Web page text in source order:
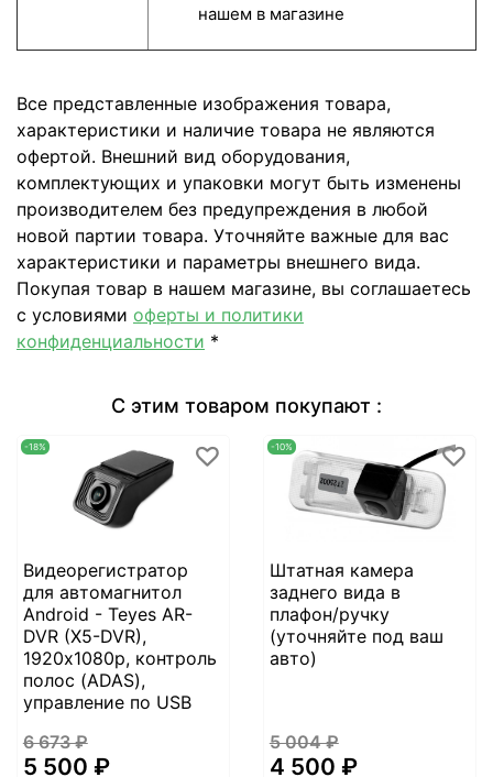
нашем в магазине
Все представленные изображения товара,
характеристики и наличие товара не являются
офертой. Внешний вид оборудования,
комплектующих и упаковки могут быть изменены
производителем без предупреждения в любой
новой партии товара. Уточняйте важные для вас
характеристики и параметры внешнего вида.
Покупая товар в нашем магазине, вы соглашаетесь
с условиями оферты и политики
конфиденциальности *
С этим товаром покупают :
-18%
Видеорегистратор
для автомагнитол
Android - Teyes AR-
DVR (X5-DVR),
1920х1080p, контроль
полос (ADAS),
управление по USB
6 673 ₽
5 500 ₽
-10%
Штатная камера
заднего вида в
плафон/ручку
(уточняйте под ваш
авто)
5 004 ₽
4 500 ₽